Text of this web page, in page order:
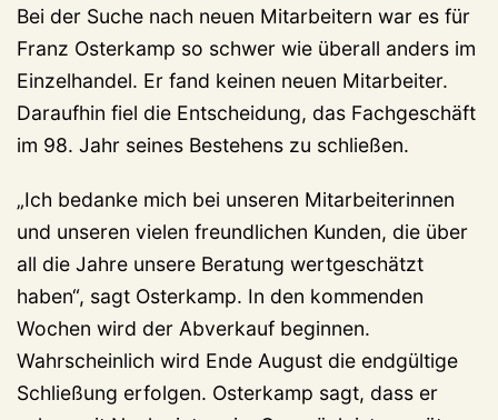
Bei der Suche nach neuen Mitarbeitern war es für
Franz Osterkamp so schwer wie überall anders im
Einzelhandel. Er fand keinen neuen Mitarbeiter.
Daraufhin fiel die Entscheidung, das Fachgeschäft
im 98. Jahr seines Bestehens zu schließen.
„Ich bedanke mich bei unseren Mitarbeiterinnen
und unseren vielen freundlichen Kunden, die über
all die Jahre unsere Beratung wertgeschätzt
haben“, sagt Osterkamp. In den kommenden
Wochen wird der Abverkauf beginnen.
Wahrscheinlich wird Ende August die endgültige
Schließung erfolgen. Osterkamp sagt, dass er